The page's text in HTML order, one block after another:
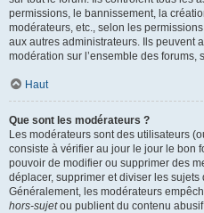
permissions, le bannissement, la
modérateurs, etc., selon les
aux autres administrateurs. Ils peuvent
modération sur l’ensemble des
Haut
Que sont les modérateurs ?
Les modérateurs sont des utilisateurs
consiste à vérifier au jour le jour le bon
pouvoir de modifier ou supprimer des
déplacer, supprimer et diviser les sujets
Généralement, les modérateurs
hors-sujetou publient du contenu